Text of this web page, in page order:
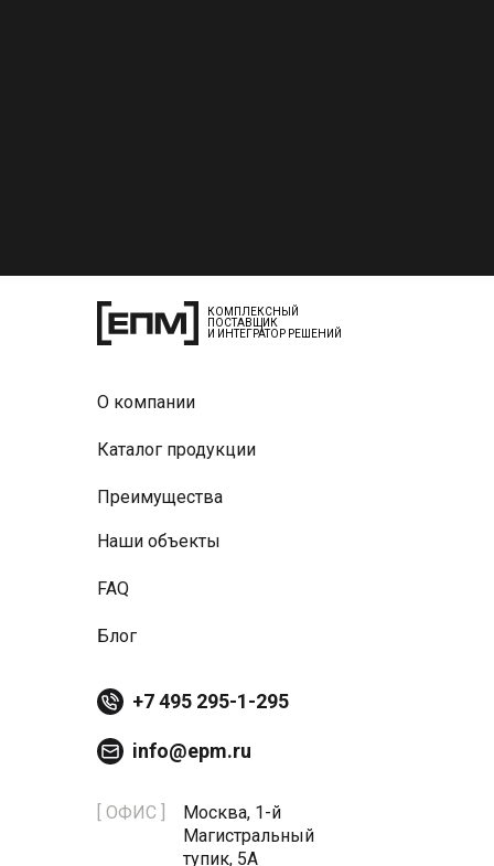
info@epm.ru
+7 495 295-1-295
Блог
FAQ
Наши объекты
Преимущества
Каталог продукции
О компании
КОМПЛЕКСНЫЙ
ПОСТАВЩИК
И ИНТЕГРАТОР РЕШЕНИЙ
Москва, 1-й
Магистральный
тупик, 5А
[ ОФИС ]